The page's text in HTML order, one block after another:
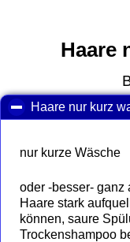
Haare
Haare nur kurz
nur kurze Wäsche
oder -besser- ganz
Haare stark
können, saure
Trockenshampoo